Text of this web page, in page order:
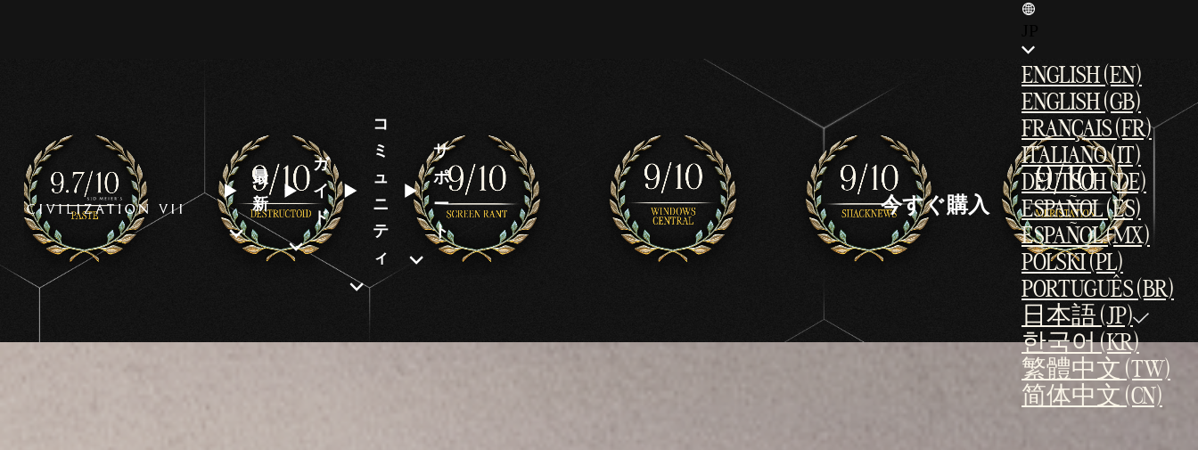
最
新
ガ
イ
ド
コ
ミ
ュ
ニ
テ
ィ
サ
ポ
ー
ト
今すぐ購入
ENGLISH (EN)
ENGLISH (GB)
FRANÇAIS (FR)
ITALIANO (IT)
DEUTSCH (DE)
ESPAÑOL (ES)
ESPAÑOL (MX)
POLSKI (PL)
PORTUGUÊS (BR)
日本語 (JP)
한국어 (KR)
繁體中文 (TW)
简体中文 (CN)